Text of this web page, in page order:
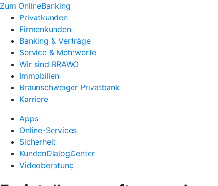
Zum OnlineBanking
Privatkunden
Firmenkunden
Banking & Verträge
Service & Mehrwerte
Wir sind BRAWO
Immobilien
Braunschweiger Privatbank
Karriere
Apps
Online-Services
Sicherheit
KundenDialogCenter
Videoberatung